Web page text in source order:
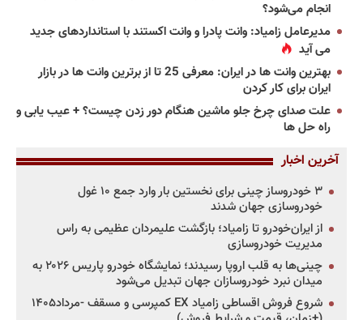
انجام می‌شود؟
مدیرعامل زامیاد: وانت پادرا و وانت اکستند با استانداردهای جدید
می آید
بهترین وانت ها در ایران: معرفی 25 تا از برترین وانت ها در بازار
ایران برای کار کردن
علت صدای چرخ جلو ماشین هنگام دور زدن چیست؟ + عیب یابی و
راه حل ها
آخرین اخبار
۳ خودروساز چینی برای نخستین بار وارد جمع ۱۰ غول
خودروسازی جهان شدند
از ایران‌خودرو تا زامیاد؛ بازگشت علیمردان عظیمی به راس
مدیریت خودروسازی
چینی‌ها به قلب اروپا رسیدند؛ نمایشگاه خودرو پاریس ۲۰۲۶ به
میدان نبرد خودروسازان جهان تبدیل می‌شود
شروع فروش اقساطی زامیاد EX کمپرسی و مسقف -مرداد۱۴۰۵